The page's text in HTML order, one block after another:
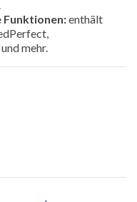
Funktionen:enthält
mehr.